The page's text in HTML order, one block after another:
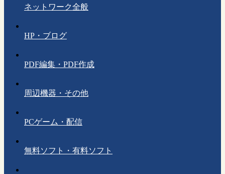
ネットワーク全般
HP・ブログ
PDF編集・PDF作成
周辺機器・その他
PCゲーム・配信
無料ソフト・有料ソフト